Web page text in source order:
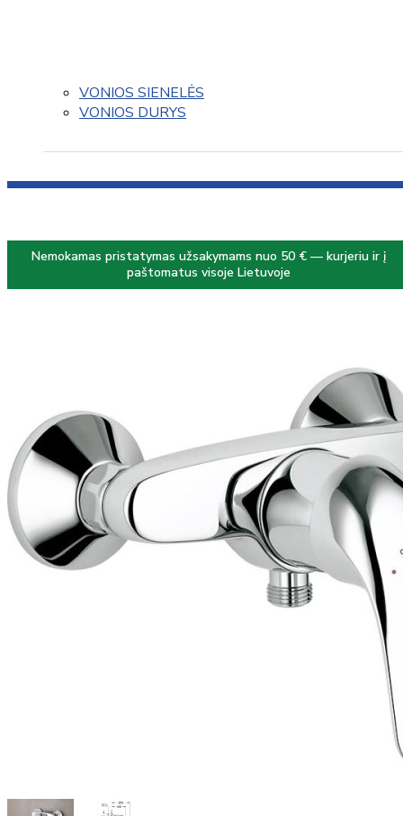
VONIOS SIENELĖS
VONIOS DURYS
Nemokamas pristatymas užsakymams nuo 50 € — kurjeriu ir į
paštomatus visoje Lietuvoje